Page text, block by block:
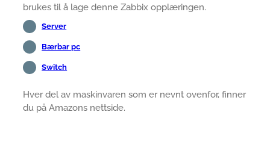
brukes til å lage denne Zabbix opplæringen.
Server
Bærbar pc
Switch
Hver del av maskinvaren som er nevnt ovenfor, finner
du på Amazons nettside.